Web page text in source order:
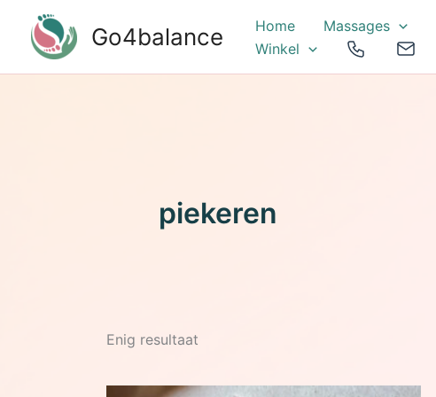
inhoud
Go4balance Home Massages
Winkel
piekeren
Enig resultaat